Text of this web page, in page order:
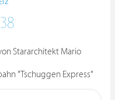
38
Stararchitekt Mario
"Tschuggen Express"